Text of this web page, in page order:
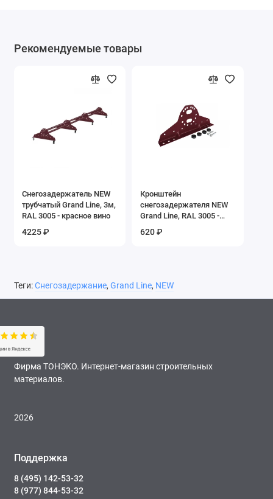
Рекомендуемые товары
Снегозадержатель NEW
трубчатый Grand Line, 3м,
RAL 3005 - красное вино
4225 ₽
Кронштейн
снегозадержателя NEW
Grand Line, RAL 3005 -
красное вино
620 ₽
Теги:Снегозадержание, Grand Line, NEW
Фирма ТОНЭКО. Интернет-магазин строительных
материалов.
2026
Поддержка
8 (495) 142-53-32
8 (977) 844-53-32